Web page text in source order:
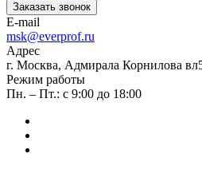
Заказать звонок
E-mail
msk@everprof.ru
Адрес
г. Москва, Адмирала Корнилова
Режим работы
Пн. – Пт.: с 9:00 до 18:00